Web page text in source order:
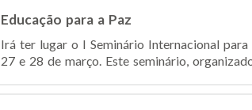
Educação para a Paz
Irá ter lugar o I Seminário Internacional
27 e 28 de março. Este seminário,